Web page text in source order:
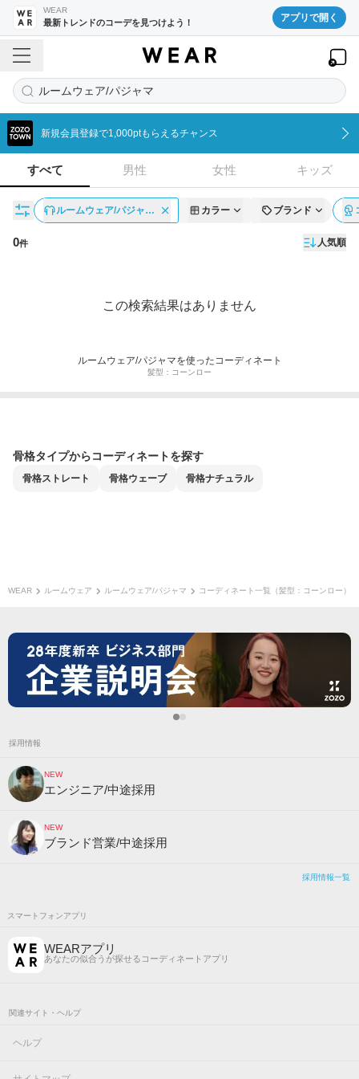
WEAR
最新トレンドのコーデを見つけよう！ アプリで開く
ルームウェア/パジャマ
新規会員登録で1,000ptもらえるチャンス
すべて 男性 女性 キッズ
ルームウェア/パジャ… カラー ブランド
0件 人気順
この検索結果はありません
ルームウェア/パジャマを使ったコーディネート
髪型：コーンロー
骨格タイプからコーディネートを探す
骨格ストレート 骨格ウェーブ 骨格ナチュラル
WEAR ルームウェア ルームウェア/パジャマ コーディネート一覧（髪型：コーンロー）
採用情報
NEW
エンジニア/中途採用
NEW
ブランド営業/中途採用
採用情報一覧
スマートフォンアプリ
WEARアプリ
あなたの似合うが探せるコーディネートアプリ
関連サイト・ヘルプ
ヘルプ